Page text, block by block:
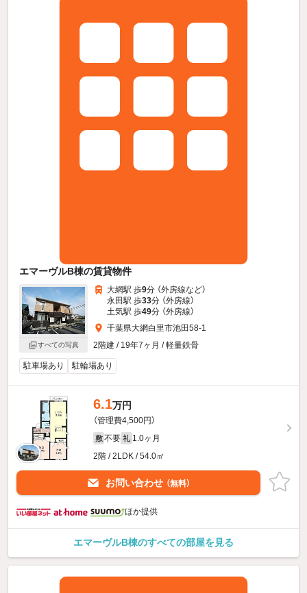
エマーヴルB棟の賃貸物件
すべての写真
大網駅 歩9分 （外房線など）
永田駅 歩33分 （外房線）
土気駅 歩49分 （外房線）
千葉県大網白里市池田58-1
2階建 / 19年7ヶ月 / 軽量鉄骨
駐車場あり 駐輪場あり
6.1万円
（管理費4,500円）
敷 不要 礼 1.0ヶ月
2階 / 2LDK / 54.0㎡
お問い合わせ （無料）
ほか提供
エマーヴルB棟のすべての部屋を見る